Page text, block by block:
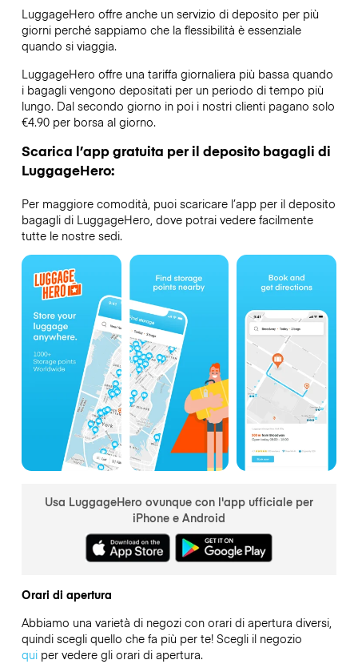
LuggageHero offre anche un servizio di deposito per più
giorni perché sappiamo che la flessibilità è essenziale
quando si viaggia.
LuggageHero offre una tariffa giornaliera più bassa quando
i bagagli vengono depositati per un periodo di tempo più
lungo. Dal secondo giorno in poi i nostri clienti pagano solo
€4.90 per borsa al giorno.
Scarica l’app gratuita per il deposito bagagli di
LuggageHero:
Per maggiore comodità, puoi scaricare l’app per il deposito
bagagli di LuggageHero, dove potrai vedere facilmente
tutte le nostre sedi.
Usa LuggageHero ovunque con l'app ufficiale per
iPhone e Android
Orari di apertura
Abbiamo una varietà di negozi con orari di apertura diversi,
quindi scegli quello che fa più per te! Scegli il negozio
quiper vedere gli orari di apertura.